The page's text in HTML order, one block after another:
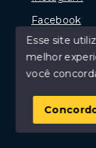
Facebook
© Copyright
SITE PARA IMOBILIARIA
Esse site
melhor
você